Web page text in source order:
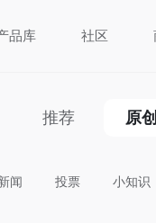
品库 社区
推荐 原
闻 投票 小知识